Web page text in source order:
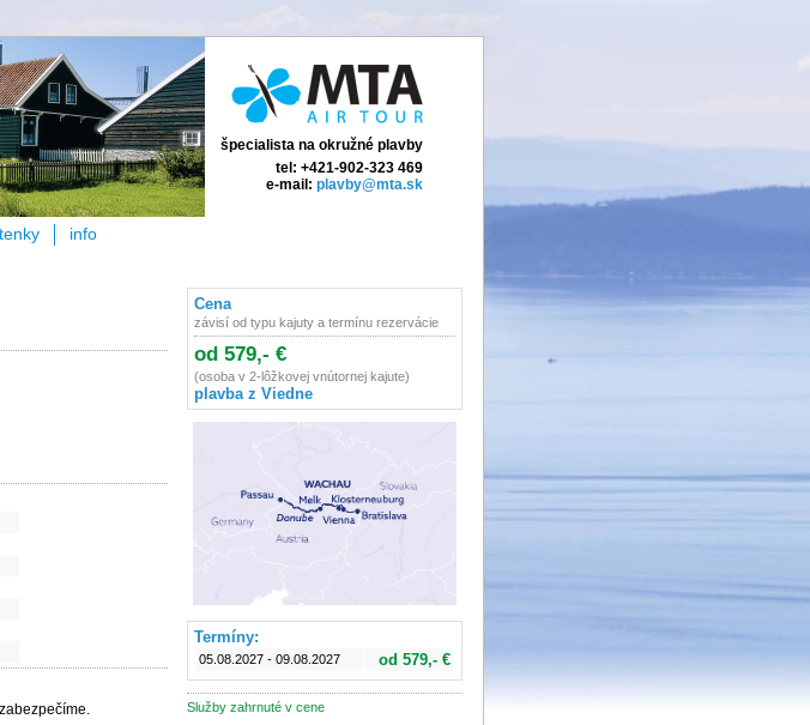
špecialista na okružné plavby
tel: +421-902-323 469
e-mail: plavby@mta.sk
info
Cena
závisí od typu kajuty a termínu rezervácie
od 579,- €
(osoba v 2-lôžkovej vnútornej kajute)
plavba z Viedne
Termíny:
05.08.2027 - 09.08.2027 od 579,- €
Služby zahrnuté v cene